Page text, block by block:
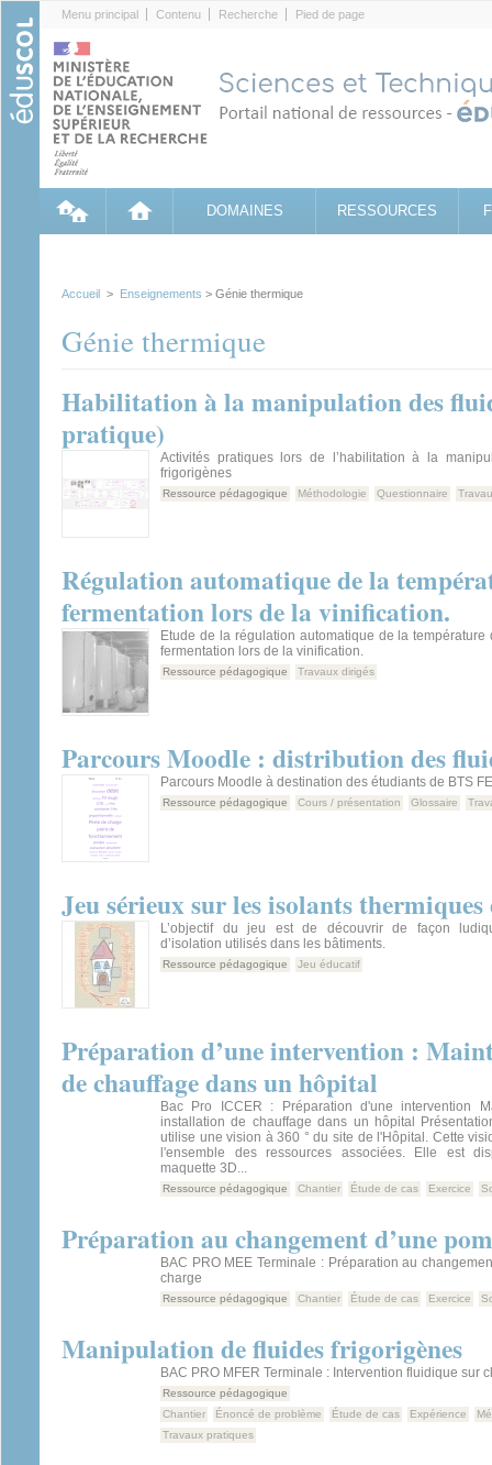
Menu principal Contenu Recherche Pied de page
DOMAINES RESSOURCES
Accueil > Enseignements > Génie thermique
Génie thermique
Habilitation à la manipulation des
pratique)
Activités pratiques lors de l’habilitation à la
frigorigènes
Ressource pédagogique Méthodologie Questionnaire
Régulation automatique de la
fermentation lors de la vinification.
Etude de la régulation automatique de la
fermentation lors de la vinification.
Ressource pédagogique Travaux dirigés
Parcours Moodle : distribution des
Parcours Moodle à destination des étudiants de BTS
Ressource pédagogique Cours / présentation Glossaire
Jeu sérieux sur les isolants
L’objectif du jeu est de découvrir de façon
d’isolation utilisés dans les bâtiments.
Ressource pédagogique Jeu éducatif
Préparation d’une intervention :
de chauffage dans un hôpital
Bac Pro ICCER : Préparation d'une intervention
installation de chauffage dans un hôpital
utilise une vision à 360 ° du site de l'Hôpital. Cette
l'ensemble des ressources associées. Elle est
maquette 3D...
Ressource pédagogique Chantier Étude de cas Exercice
Préparation au changement d’une
BAC PRO MEE Terminale : Préparation au
charge
Ressource pédagogique Chantier Étude de cas Exercice
Manipulation de fluides frigorigènes
BAC PRO MFER Terminale : Intervention fluidique sur
Ressource pédagogique
Chantier
Énoncé de problème Étude de cas Expérience
Travaux pratiques